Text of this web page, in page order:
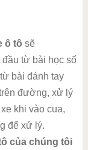
ô tô sẽ
từ bài học số
bài đánh tay
đường, xử lý
khi vào cua,
để xử lý.
của chúng tôi